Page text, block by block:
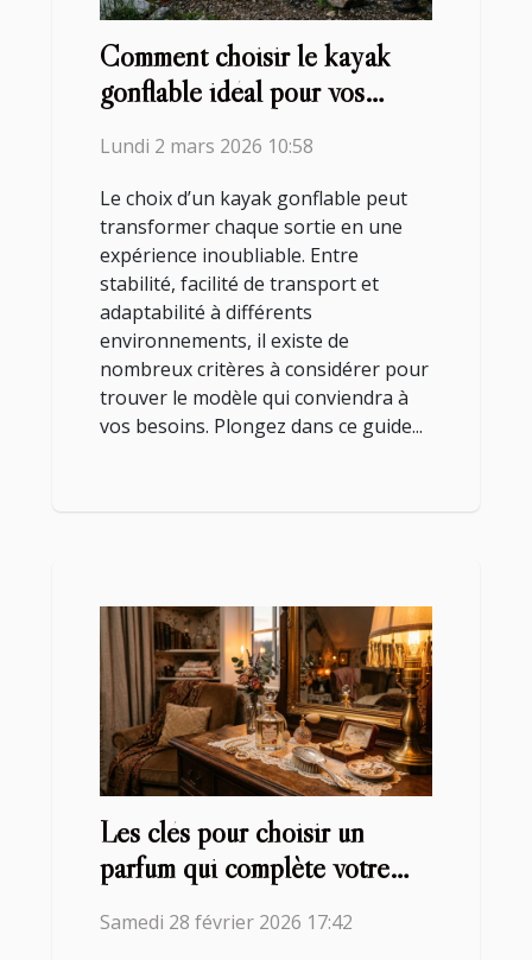
Comment choisir le kayak
gonflable idéal pour vos
Lundi 2 mars 2026 10:58
Le choix d’un kayak gonflable peut
transformer chaque sortie en une
expérience inoubliable. Entre
stabilité, facilité de transport et
adaptabilité à différents
environnements, il existe de
nombreux critères à considérer pour
trouver le modèle qui conviendra à
vos besoins. Plongez dans ce guide...
Les clés pour choisir un
parfum qui complète votre
Samedi 28 février 2026 17:42